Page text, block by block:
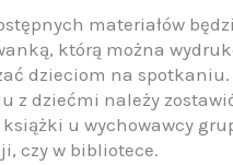
materiałów
którą można
dzieciom na spotkaniu.
z dziećmi należy
u wychowawcy
czy w bibliotece.